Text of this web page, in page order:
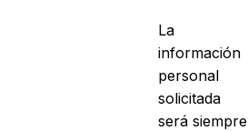
La
información
personal
solicitada
será siempre